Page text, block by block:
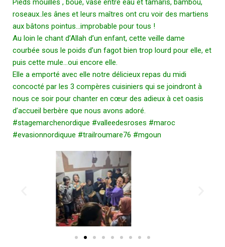
Pieds mouillés , boue, vase entre eau et tamaris, bambou,
roseaux..les ânes et leurs maîtres ont cru voir des martiens
aux bâtons pointus…improbable pour tous !
Au loin le chant d’Allah d’un enfant, cette veille dame
courbée sous le poids d’un fagot bien trop lourd pour elle, et
puis cette mule…oui encore elle.
Elle a emporté avec elle notre délicieux repas du midi
concocté par les 3 compères cuisiniers qui se joindront à
nous ce soir pour chanter en cœur des adieux à cet oasis
d’accueil berbère que nous avons adoré.
#stagemarchenordique #valleedesroses #maroc
#evasionnordiquue #trailroumare76 #mgoun